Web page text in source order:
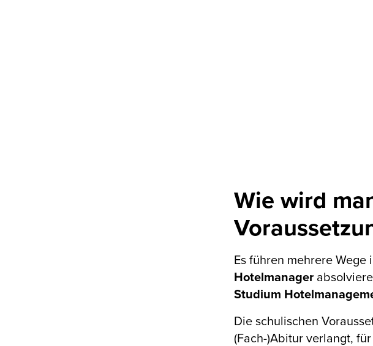
Wie wird
Es führen mehrere
Hotelmanager
Studium
Die schulischen
(Fach-)Abitur verlangt,